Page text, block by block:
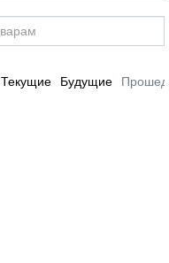
Текущие Будущие